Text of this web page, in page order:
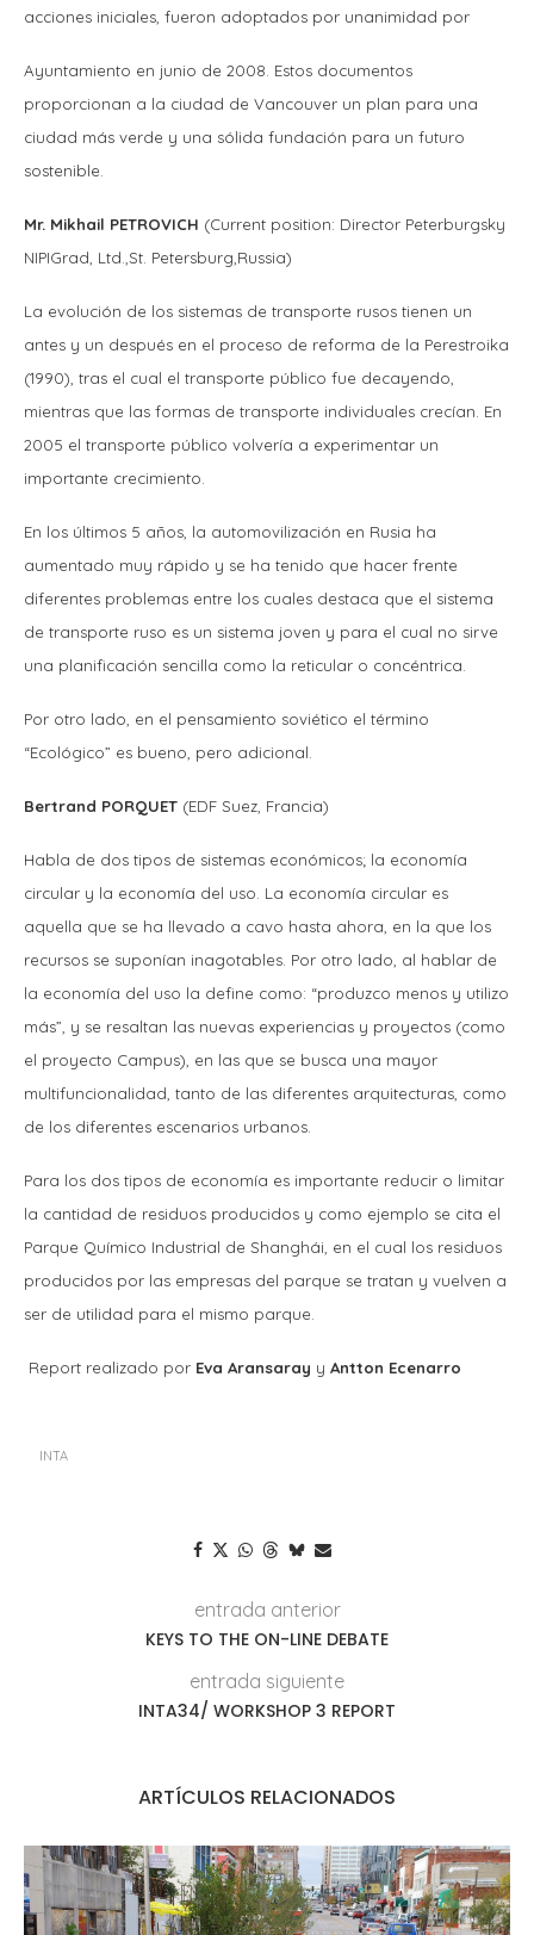
acciones iniciales, fueron adoptados por unanimidad por
Ayuntamiento en junio de 2008. Estos documentos
proporcionan a la ciudad de Vancouver un plan para una
ciudad más verde y una sólida fundación para un futuro
sostenible.
Mr. Mikhail PETROVICH (Current position: Director Peterburgsky
NIPIGrad, Ltd.,St. Petersburg,Russia)
La evolución de los sistemas de transporte rusos tienen un
antes y un después en el proceso de reforma de la Perestroika
(1990), tras el cual el transporte público fue decayendo,
mientras que las formas de transporte individuales crecían. En
2005 el transporte público volvería a experimentar un
importante crecimiento.
En los últimos 5 años, la automovilización en Rusia ha
aumentado muy rápido y se ha tenido que hacer frente
diferentes problemas entre los cuales destaca que el sistema
de transporte ruso es un sistema joven y para el cual no sirve
una planificación sencilla como la reticular o concéntrica.
Por otro lado, en el pensamiento soviético el término
“Ecológico” es bueno, pero adicional.
Bertrand PORQUET (EDF Suez, Francia)
Habla de dos tipos de sistemas económicos; la economía
circular y la economía del uso. La economía circular es
aquella que se ha llevado a cavo hasta ahora, en la que los
recursos se suponían inagotables. Por otro lado, al hablar de
la economía del uso la define como: “produzco menos y utilizo
más”, y se resaltan las nuevas experiencias y proyectos (como
el proyecto Campus), en las que se busca una mayor
multifuncionalidad, tanto de las diferentes arquitecturas, como
de los diferentes escenarios urbanos.
Para los dos tipos de economía es importante reducir o limitar
la cantidad de residuos producidos y como ejemplo se cita el
Parque Químico Industrial de Shanghái, en el cual los residuos
producidos por las empresas del parque se tratan y vuelven a
ser de utilidad para el mismo parque.
Report realizado por Eva Aransaray y Antton Ecenarro
INTA
entrada anterior
KEYS TO THE ON-LINE DEBATE
entrada siguiente
INTA34/ WORKSHOP 3 REPORT
ARTÍCULOS RELACIONADOS